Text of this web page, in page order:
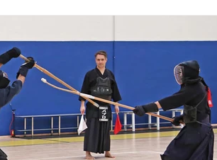
Boxe Natation Tennis
Judo Basket Cyclotourisme